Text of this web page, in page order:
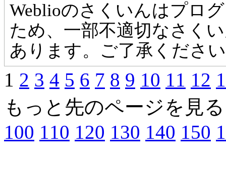
Weblioのさくいんはプロ
ため、一部不適切なさく
あります。ご了承くださ
1 2 3 4 5 6 7 8 9 10 11 12
もっと先のページを見
100 110 120 130 140 150